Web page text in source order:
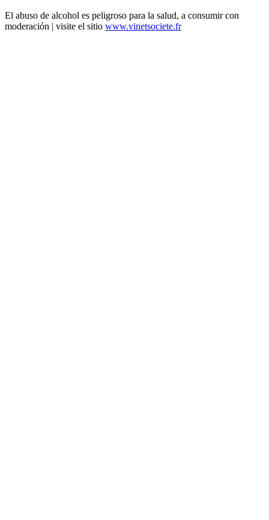
El abuso de alcohol es peligroso para la salud, a consumir con
moderación | visite el sitio www.vinetsociete.fr